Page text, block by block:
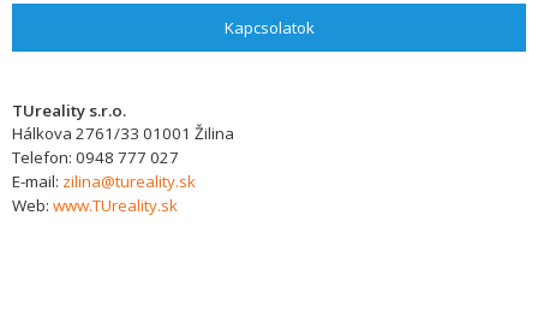
Kapcsolatok
TUreality s.r.o.
Hálkova 2761/33 01001 Žilina
Telefon: 0948 777 027
E-mail: zilina@tureality.sk
Web: www.TUreality.sk